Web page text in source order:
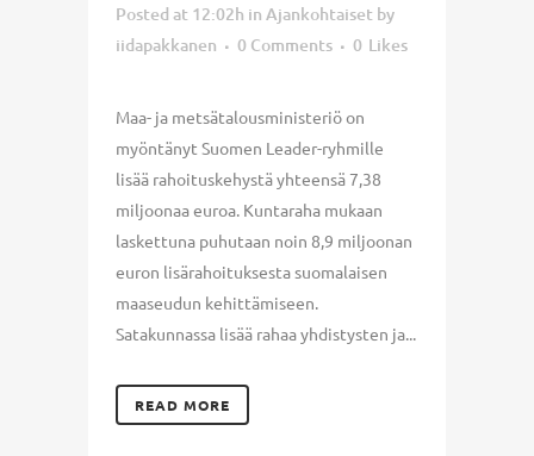
Posted at 12:02h in Ajankohtaiset by
iidapakkanen
0 Comments 0 Likes
Maa- ja metsätalousministeriö on
myöntänyt Suomen Leader-ryhmille
lisää rahoituskehystä yhteensä 7,38
miljoonaa euroa. Kuntaraha mukaan
laskettuna puhutaan noin 8,9 miljoonan
euron lisärahoituksesta suomalaisen
maaseudun kehittämiseen.
Satakunnassa lisää rahaa yhdistysten ja...
READ MORE